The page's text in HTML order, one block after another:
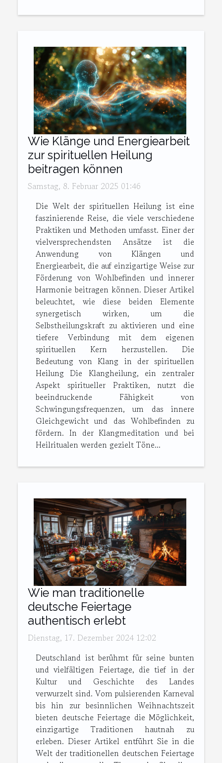
Wie Klänge und Energiearbeit
zur spirituellen Heilung
beitragen können
Samstag, 8. Februar 2025 01:46
Die Welt der spirituellen Heilung ist eine
faszinierende Reise, die viele verschiedene
Praktiken und Methoden umfasst. Einer der
vielversprechendsten Ansätze ist die
Anwendung von Klängen und
Energiearbeit, die auf einzigartige Weise zur
Förderung von Wohlbefinden und innerer
Harmonie beitragen können. Dieser Artikel
beleuchtet, wie diese beiden Elemente
synergetisch wirken, um die
Selbstheilungskraft zu aktivieren und eine
tiefere Verbindung mit dem eigenen
spirituellen Kern herzustellen. Die
Bedeutung von Klang in der spirituellen
Heilung Die Klangheilung, ein zentraler
Aspekt spiritueller Praktiken, nutzt die
beeindruckende Fähigkeit von
Schwingungsfrequenzen, um das innere
Gleichgewicht und das Wohlbefinden zu
fördern. In der Klangmeditation und bei
Heilritualen werden gezielt Töne...
Wie man traditionelle
deutsche Feiertage
authentisch erlebt
Dienstag, 17. Dezember 2024 12:02
Deutschland ist berühmt für seine bunten
und vielfältigen Feiertage, die tief in der
Kultur und Geschichte des Landes
verwurzelt sind. Vom pulsierenden Karneval
bis hin zur besinnlichen Weihnachtszeit
bieten deutsche Feiertage die Möglichkeit,
einzigartige Traditionen hautnah zu
erleben. Dieser Artikel entführt Sie in die
Welt der traditionellen deutschen Feiertage